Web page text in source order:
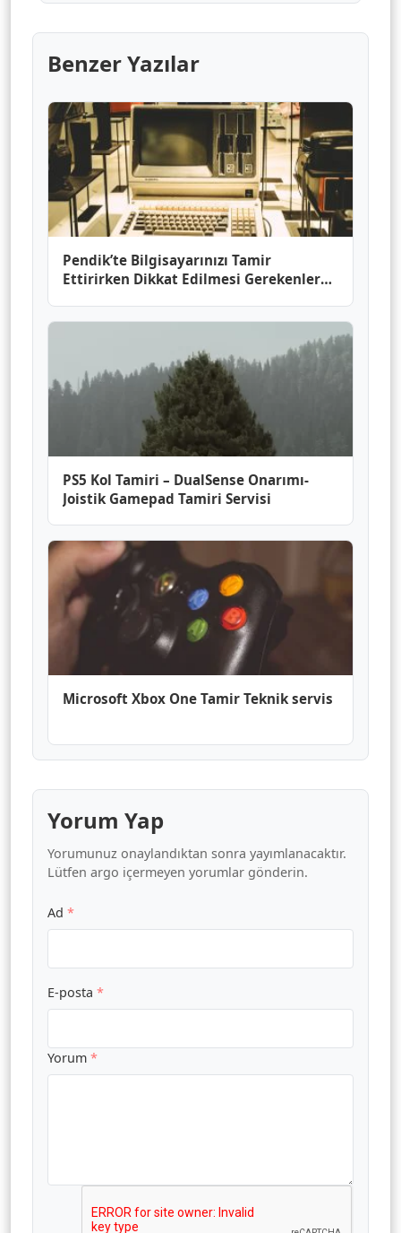
Benzer Yazılar
Pendik’te Bilgisayarınızı Tamir
Ettirirken Dikkat Edilmesi Gerekenler
PS5 Kol Tamiri – DualSense Onarımı-
Joistik Gamepad Tamiri Servisi
Microsoft Xbox One Tamir Teknik servis
Yorum Yap
Yorumunuz onaylandıktan sonra yayımlanacaktır.
Lütfen argo içermeyen yorumlar gönderin.
Ad *
E-posta *
Yorum *